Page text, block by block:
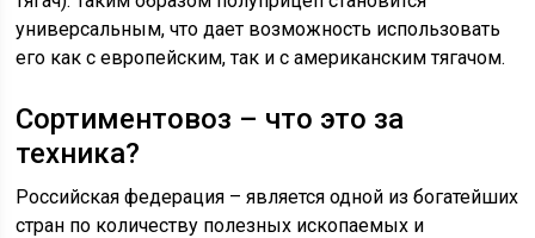
универсальным, что дает возможность использовать
его как с европейским, так и с американским тягачом.
Сортиментовоз – что это за
техника?
Российская федерация – является одной из богатейших
стран по количеству полезных ископаемых и